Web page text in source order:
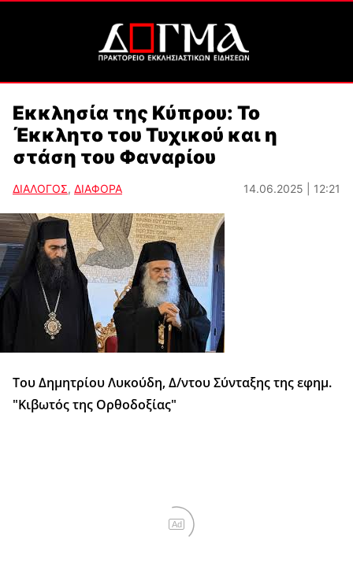
Εκκλησία της Κύπρου: Το
Έκκλητο του Τυχικού και η
στάση του Φαναρίου
ΔΙΑΛΟΓΟΣ, ΔΙΑΦΟΡΑ 14.06.2025 | 12:21
Του Δημητρίου Λυκούδη, Δ/ντου Σύνταξης της εφημ.
"Κιβωτός της Ορθοδοξίας"
Ad